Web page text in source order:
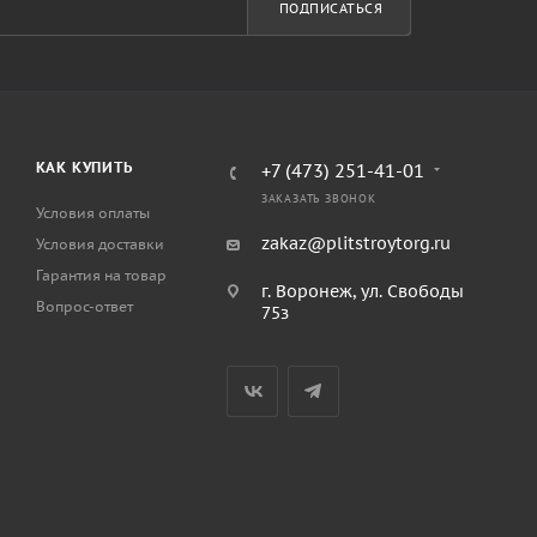
ПОДПИСАТЬСЯ
КАК КУПИТЬ
Условия оплаты
Условия доставки
Гарантия на товар
Вопрос-ответ
+7 (473) 251-41-01
ЗАКАЗАТЬ ЗВОНОК
zakaz@plitstroytorg.ru
г. Воронеж, ул. Свободы
75з